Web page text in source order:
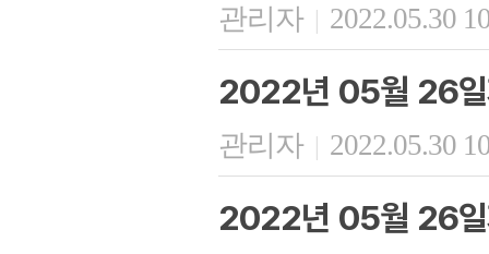
관리자 | 2022.05.30
2022년 05월 26
관리자 | 2022.05.30
2022년 05월 26일